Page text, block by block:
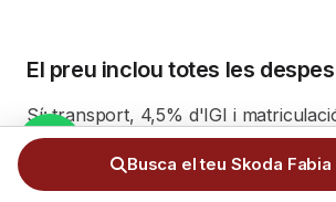
El preu inclou totes les
Sí: transport, 4,5% d'IGI i
Busca el teu Skoda Fabia